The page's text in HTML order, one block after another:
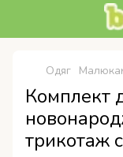
Одяг
Комплект
трикотаж